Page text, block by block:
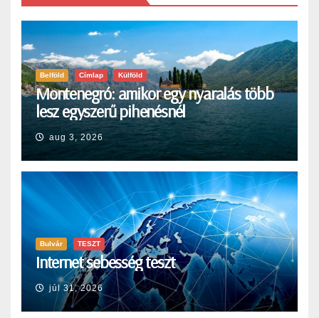
Belföld Címlap Külföld
Montenegró: amikor egy nyaralás több
lesz egyszerű pihenésnél
aug 3, 2026
Bulvár TESZT
Internet sebesség teszt
júl 31, 2026